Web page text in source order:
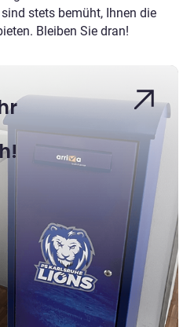
stets bemüht, Ihnen die
Bleiben Sie dran!